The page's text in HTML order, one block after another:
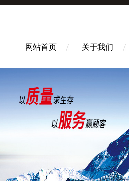
网站首页 关于我们